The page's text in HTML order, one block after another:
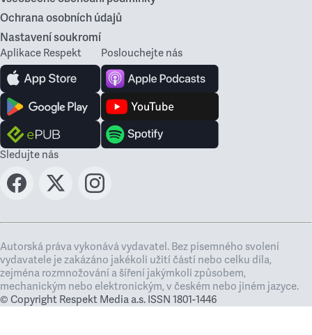
Ochrana osobních údajů
Nastavení soukromí
Aplikace Respekt Poslouchejte nás
Sledujte nás
Autorská práva vykonává vydavatel. Bez písemného svolení
vydavatele je zakázáno jakékoli užití částí nebo celku díla,
zejména rozmnožování a šíření jakýmkoli způsobem,
mechanickým nebo elektronickým, v českém nebo jiném jazyce.
© Copyright Respekt Media a.s. ISSN 1801-1446